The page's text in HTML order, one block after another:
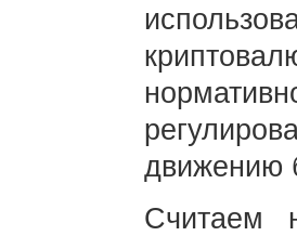
движению
Считаем